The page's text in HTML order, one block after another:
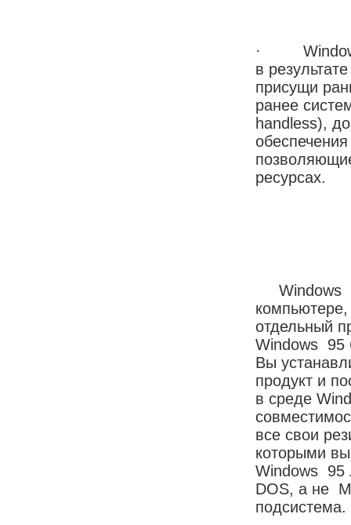
· Windows
в
присущи
ранее
handless),
ресурсах.
Windows
отдельный
Windows 95
Вы
продукт и
в среде
все свои
которыми
Windows 95
DOS, а не
подсистема.